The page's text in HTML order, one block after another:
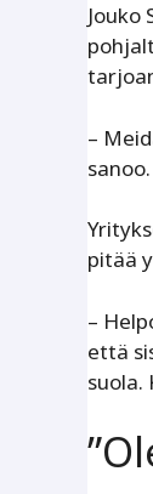
–
sanoo.
pitää
–
että
suola.